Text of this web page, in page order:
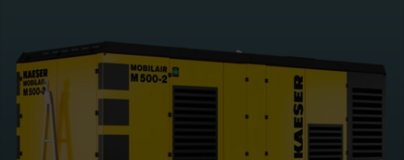
Lahendused
Ülevaade
Teenused